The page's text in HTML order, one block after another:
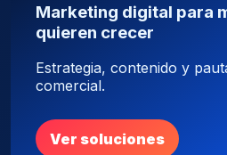
Marketing digital para
quieren crecer
Estrategia, contenido y
comercial.
Ver soluciones